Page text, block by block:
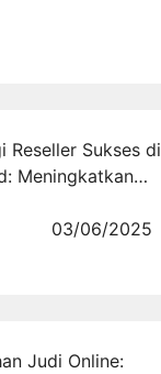
Reseller Sukses di
Meningkatkan
03/06/2025
Judi Online: